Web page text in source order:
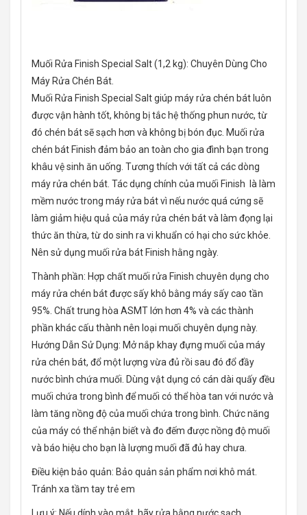
Muối Rửa Finish Special Salt (1,2 kg): Chuyên Dùng Cho
Máy Rửa Chén Bát.
Muối Rửa Finish Special Salt giúp máy rửa chén bát luôn
được vận hành tốt, không bị tắc hệ thống phun nước, từ
đó chén bát sẽ sạch hơn và không bị bón đục. Muối rửa
chén bát Finish đảm bảo an toàn cho gia đình bạn trong
khâu vệ sinh ăn uống. Tương thích với tất cả các dòng
máy rửa chén bát. Tác dụng chính của muối Finish là làm
mềm nước trong máy rửa bát vì nếu nước quá cứng sẽ
làm giảm hiệu quả của máy rửa chén bát và làm đọng lại
thức ăn thừa, từ do sinh ra vi khuẩn có hại cho sức khỏe.
Nên sử dụng muối rửa bát Finish hằng ngày.
Thành phần: Hợp chất muối rửa Finish chuyên dụng cho
máy rửa chén bát được sấy khô bằng máy sấy cao tần
95%. Chất trung hòa ASMT lớn hơn 4% và các thành
phần khác cấu thành nên loại muối chuyên dụng này.
Hướng Dẫn Sử Dụng: Mở nắp khay đựng muối của máy
rửa chén bát, đổ một lượng vừa đủ rồi sau đó đổ đầy
nước bình chứa muối. Dùng vật dụng có cán dài quấy đều
muối chứa trong bình để muối có thể hòa tan với nước và
làm tăng nồng độ của muối chứa trong bình. Chức năng
của máy có thể nhận biết và đo đếm được nồng độ muối
và báo hiệu cho bạn là lượng muối đã đủ hay chưa.
Điều kiện bảo quản: Bảo quản sản phẩm nơi khô mát.
Tránh xa tầm tay trẻ em